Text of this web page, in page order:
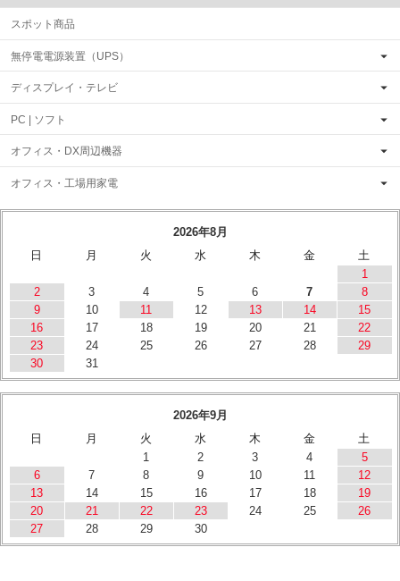
スポット商品
無停電電源装置（UPS）
ディスプレイ・テレビ
PC | ソフト
オフィス・DX周辺機器
オフィス・工場用家電
2026年8月
日
月 火 水 木 金
土
1
2
3 4 5 6 7
8
9
10 11 12 13 14
15
16
17 18 19 20 21
22
23
24 25 26 27 28
29
30
31
2026年9月
日
月 火 水 木 金
土
1
2 3 4
5
6
7 8 9 10 11
12
13
14 15 16 17 18
19
20
21 22 23 24 25
26
27
28 29 30